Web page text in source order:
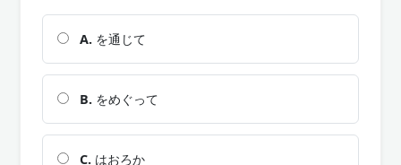
A. を通じて
B. をめぐって
C. はおろか